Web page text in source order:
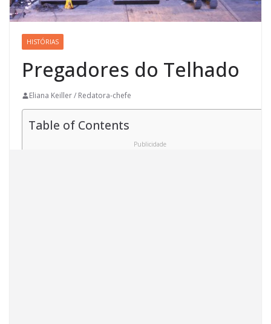
HISTÓRIAS
Pregadores do Telhado
Eliana Keiller / Redatora-chefe
Table of Contents
Publicidade